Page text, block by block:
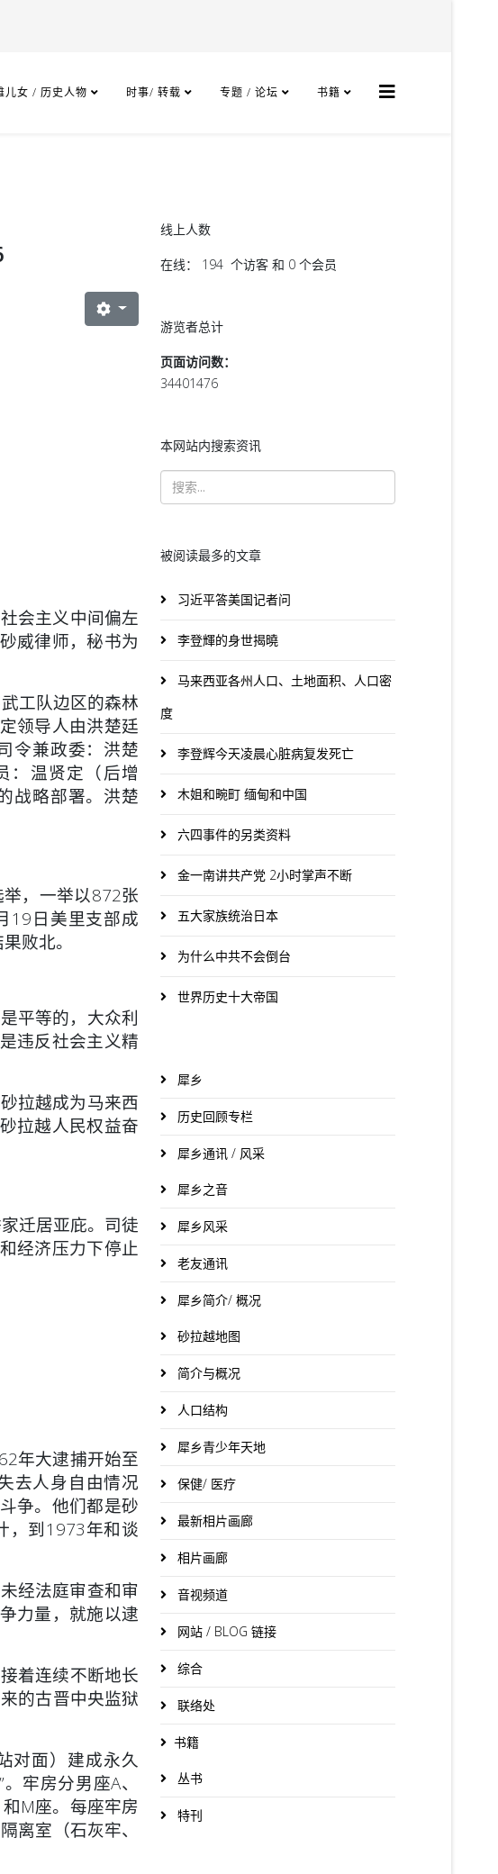
儿女 / 历史人物 时事/ 转载 专题 / 论坛 书籍
会主义中间偏左
威律师，秘书为
工队边区的森林
领导人由洪楚廷
令兼政委：洪楚
：温贤定（后增
战略部署。洪楚
，一举以872张
19日美里支部成
败北。
平等的，大众利
违反社会主义精
拉越成为马来西
拉越人民权益奋
迁居亚庇。司徒
经济压力下停止
年大逮捕开始至
去人身自由情况
争。他们都是砂
，到1973年和谈
经法庭审查和审
力量，就施以逮
着连续不断地长
的古晋中央监狱
对面）建成永久
牢房分男座A、
M座。每座牢房
离室（石灰牢、
线上人数
在线： 194 个访客 和 0 个会员
游览者总计
页面访问数：
34401476
本网站内搜索资讯
被阅读最多的文章
习近平答美国记者问
李登輝的身世揭曉
马来西亚各州人口、土地面积、人口密
度
李登辉今天凌晨心脏病复发死亡
木姐和畹町 缅甸和中国
六四事件的另类资料
金一南讲共产党 2小时掌声不断
五大家族统治日本
为什么中共不会倒台
世界历史十大帝国
犀乡
历史回顾专栏
犀乡通讯 / 风采
犀乡之音
犀乡风采
老友通讯
犀乡简介/ 概况
砂拉越地图
简介与概况
人口结构
犀乡青少年天地
保健/ 医疗
最新相片画廊
相片画廊
音视频道
网站 / BLOG 链接
综合
联络处
书籍
丛书
特刊